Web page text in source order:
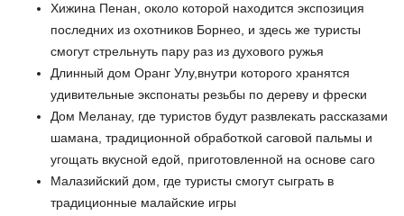
Хижина Пенан, около которой находится экспозиция
последних из охотников Борнео, и здесь же туристы
смогут стрельнуть пару раз из духового ружья
Длинный дом Оранг Улу,внутри которого хранятся
удивительные экспонаты резьбы по дереву и фрески
Дом Меланау, где туристов будут развлекать рассказами
шамана, традиционной обработкой саговой пальмы и
угощать вкусной едой, приготовленной на основе саго
Малазийский дом, где туристы смогут сыграть в
традиционные малайские игры